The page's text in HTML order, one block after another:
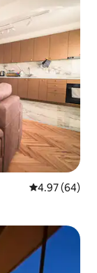
Calificación
4.97 (64)